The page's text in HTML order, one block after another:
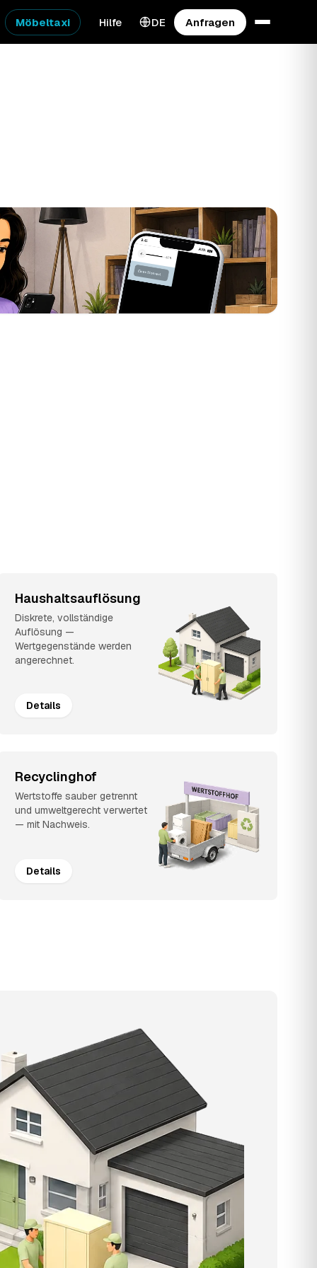
Möbeltaxi Hilfe DE Anfragen
Haushaltsauflösung
Diskrete, vollständige
Auflösung —
Wertgegenstände werden
angerechnet.
Details
Recyclinghof
Wertstoffe sauber getrennt
und umweltgerecht verwertet
— mit Nachweis.
Details